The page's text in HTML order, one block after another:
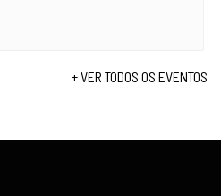
+ VER TODOS OS EVENTOS